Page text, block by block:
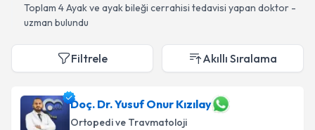
Toplam 4Ayak ve ayak bileği cerrahisi tedavisi yapan doktor -
uzman bulundu
Filtrele Akıllı Sıralama
Doç. Dr. Yusuf Onur Kızılay
Ortopedi ve Travmatoloji